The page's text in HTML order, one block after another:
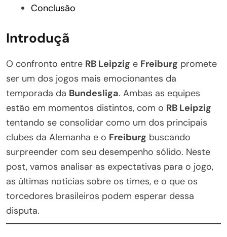
Conclusão
Introduçã
O confronto entre RB Leipzig e Freiburg promete
ser um dos jogos mais emocionantes da
temporada da Bundesliga. Ambas as equipes
estão em momentos distintos, com o RB Leipzig
tentando se consolidar como um dos principais
clubes da Alemanha e o Freiburg buscando
surpreender com seu desempenho sólido. Neste
post, vamos analisar as expectativas para o jogo,
as últimas notícias sobre os times, e o que os
torcedores brasileiros podem esperar dessa
disputa.